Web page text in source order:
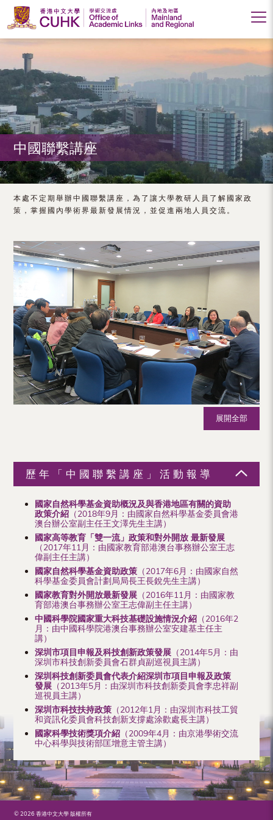
香
港
中
文
大
學
學
術
交
流
處
（內
地
及
地
區）
中國聯繫講座
本處不定期舉辦中國聯繫講座，為了讓大學教研人員了解國家政
策，掌握國內學術界最新發展情況，並促進兩地人員交流。
展開全部
歷年「中國聯繫講座」活動報導
國家自然科學基金資助概況及與香港地區有關的資助
政策介紹（2018年9月：由國家自然科學基金委員會港
澳台辦公室副主任王文澤先生主講）
國家高等教育「雙一流」政策和對外開放 最新發展
（2017年11月：由國家教育部港澳台事務辦公室王志
偉副主任主講）
國家自然科學基金資助政策（2017年6月：由國家自然
科學基金委員會計劃局局長王長銳先生主講）
國家教育對外開放最新發展（2016年11月：由國家教
育部港澳台事務辦公室王志偉副主任主講）
中國科學院國家重大科技基礎設施情況介紹（2016年2
月：由中國科學院港澳台事務辦公室安建基主任主
講）
深圳市項目申報及科技創新政策發展（2014年5月：由
深圳市科技創新委員會石群貞副巡視員主講）
深圳科技創新委員會代表介紹深圳市項目申報及政策
發展（2013年5月：由深圳市科技創新委員會李忠祥副
巡視員主講）
深圳市科技扶持政策（2012年1月：由深圳市科技工貿
和資訊化委員會科技創新支撐處涂歡處長主講）
國家科學技術獎項介紹（2009年4月：由京港學術交流
中心科學與技術部匡增意主管主講）
© 2026 香港中文大學 版權所有